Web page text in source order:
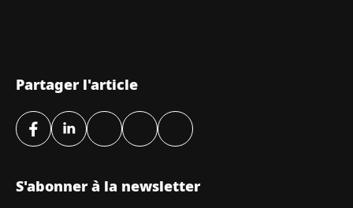
Partager l'article
S'abonner à la newsletter